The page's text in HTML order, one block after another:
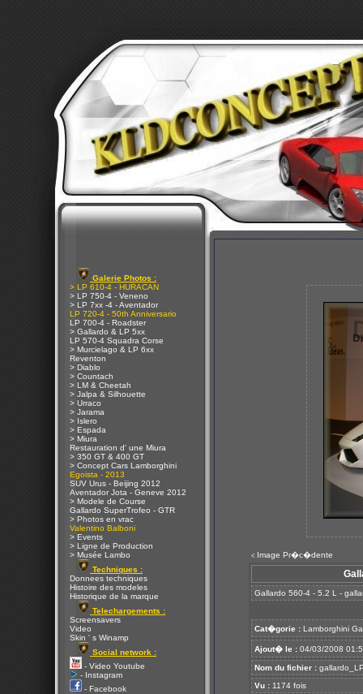
Galerie Photos :
> LP 610-4 - HURACAN
> LP 750-4 - Veneno
> LP 7xx -4 - Aventador
LP 720-4 - 50th Anniversario
LP 700-4 - Roadster
> Gallardo & LP 5xx
LP 570-4 Squadra Corse
> Murcielago & LP 6xx
Reventon
> Diablo
> Countach
> LM & Cheetah
> Jalpa & Silhouette
> Urraco
> Jarama
> Islero
> Espada
> Miura
Restauration d' une Miura
> 350 GT & 400 GT
> Concept Cars Lamborghini
Egoista - 2013
SUV Urus - Beijing 2012
Aventador Jota - Geneve 2012
> Modele de Course
Gallardo SuperTrofeo - GTR
> Photos en vrac
Valentino Balboni
> Events
> Ligne de Production
> Musée Lambo
Techniques :
Donnees techniques
Histoire des modeles
Historique de la marque
Telechargements :
Screensavers
Video
Skin ' s Winamp
Social network :
- Video Youtube
- Instagram
- Facebook
< Image Pr�c�dente
Gallardo 560-4 - 5.2 L -
Cat�gorie : Lamborghini
Ajout� le : 04/03/2008
Nom du fichier :
Vu : 1174 fois